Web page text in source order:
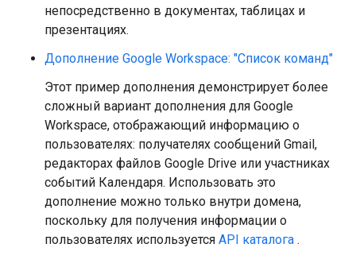
непосредственно в документах, таблицах и
презентациях.
Дополнение Google Workspace: "Список команд"
Этот пример дополнения демонстрирует более
сложный вариант дополнения для Google
Workspace, отображающий информацию о
пользователях: получателях сообщений Gmail,
редакторах файлов Google Drive или участниках
событий Календаря. Использовать это
дополнение можно только внутри домена,
поскольку для получения информации о
пользователях используется API каталога .